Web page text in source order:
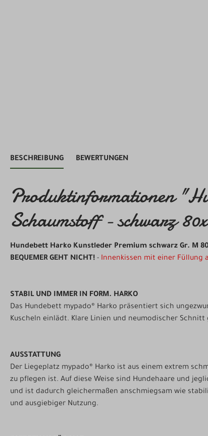
BESCHREIBUNG BEWERTUNGEN
Produktinformationen
Schaumstoff - schwarz
Hundebett Harko Kunstleder Premium schwarz Gr. M
BEQUEMER GEHT NICHT! - Innenkissen mit einer Füllung
STABIL UND IMMER IN FORM. HARKO
Das Hundebett mypado® Harko präsentiert sich
Kuscheln einlädt. Klare Linien und neumodischer
AUSSTATTUNG
Der Liegeplatz mypado® Harko ist aus einem extrem
zu pflegen ist. Auf diese Weise sind Hundehaare und
und ist dadurch gleichermaßen anschmiegsam wie
und ausgiebiger Nutzung.